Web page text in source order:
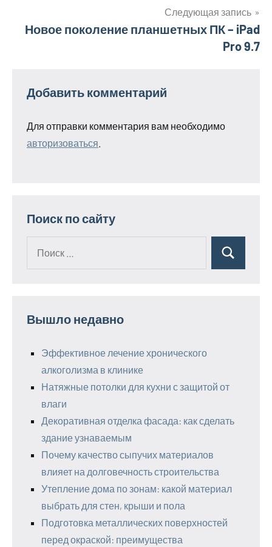
Следующая запись
Новое поколение планшетных ПК – iPad
Pro 9.7
Добавить комментарий
Для отправки комментария вам необходимо
авторизоваться
Поиск по сайту
Поиск
Вышло недавно
Эффективное лечение хронического
алкоголизма в клинике
Натяжные потолки для кухни с защитой от
влаги
Декоративная отделка фасада: как сделать
здание узнаваемым
Почему качество сыпучих материалов
влияет на долговечность строительства
Утепление дома по зонам: какой материал
выбрать для стен, крыши и пола
Подготовка металлических поверхностей
перед окраской: преимущества